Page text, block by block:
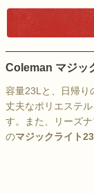
Coleman マジッ
容量23Lと、日帰り
丈夫なポリエステ
す。また、リーズ
のマジックライト